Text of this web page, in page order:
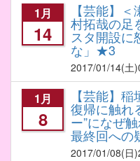
1月
14
【芸能】
村拓哉の足
スタ開設に
な」★3
2017/01/14(土
1月
8
【芸能】
復帰に触れ
ー”になぜ
最終回への
2017/01/08(日